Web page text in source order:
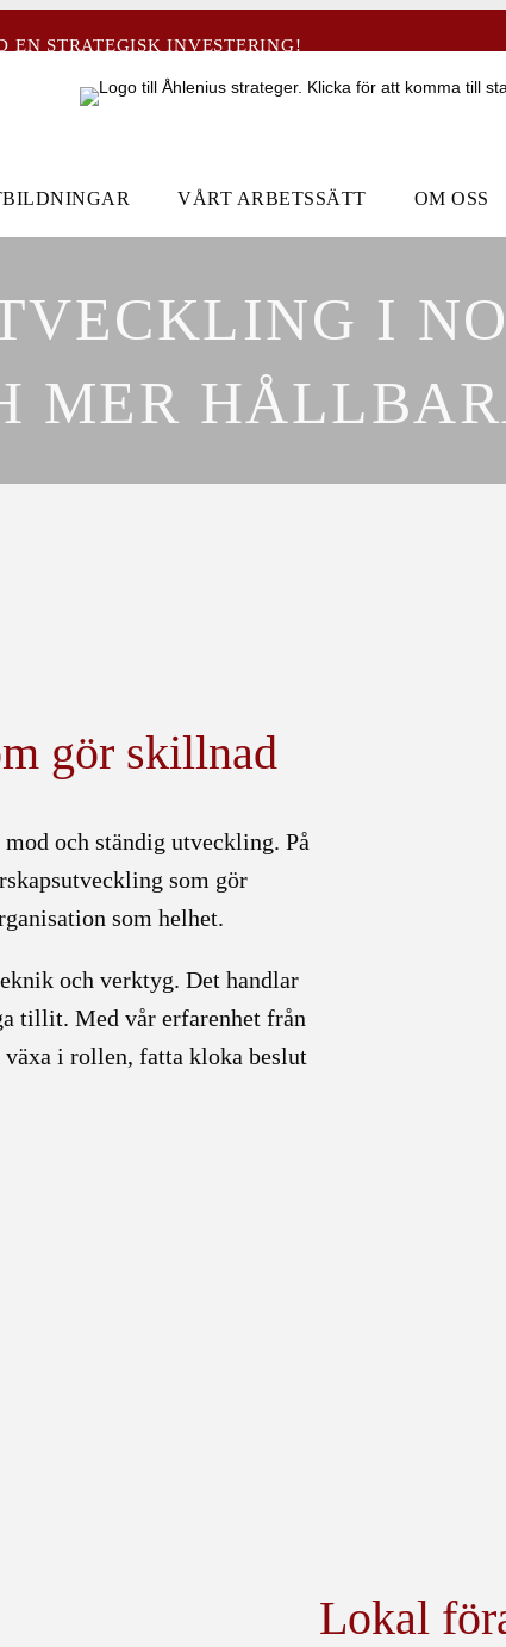
STRATEGISK INVESTERING!
VÅRT ARBETSSÄTT OM OSS
I
MER
gör skillnad
och ständig utveckling. På
som gör
som helhet.
och verktyg. Det handlar
tillit. Med vår erfarenhet från
i rollen, fatta kloka beslut
Lokal